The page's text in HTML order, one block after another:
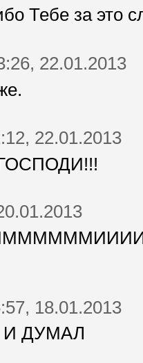
Тебе за это
22.01.2013
22.01.2013
18.01.2013
И ДУМАЛ